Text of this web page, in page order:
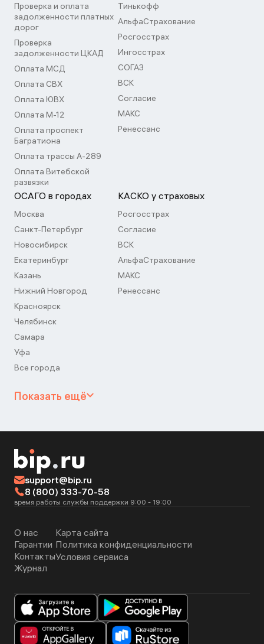
Проверка и оплата
задолженности платных
дорог
Проверка
задолженности ЦКАД
Оплата МСД
Оплата СВХ
Оплата ЮВХ
Оплата М-12
Оплата проспект
Багратиона
Оплата трассы А-289
Оплата Витебской
развязки
Тинькофф
АльфаСтрахование
Росгосстрах
Ингосстрах
СОГАЗ
ВСК
Согласие
МАКС
Ренессанс
ОСАГО в городах
Москва
Санкт-Петербург
Новосибирск
Екатеринбург
Казань
Нижний Новгород
Красноярск
Челябинск
Самара
Уфа
Все города
КАСКО у страховых
Росгосстрах
Согласие
ВСК
АльфаСтрахование
МАКС
Ренессанс
Показать ещё
support@bip.ru
8 (800) 333-70-58
время работы службы поддержки 9:00 - 19:00
О нас
Гарантии
Контакты
Журнал
Карта сайта
Политика конфиденциальности
Условия сервиса